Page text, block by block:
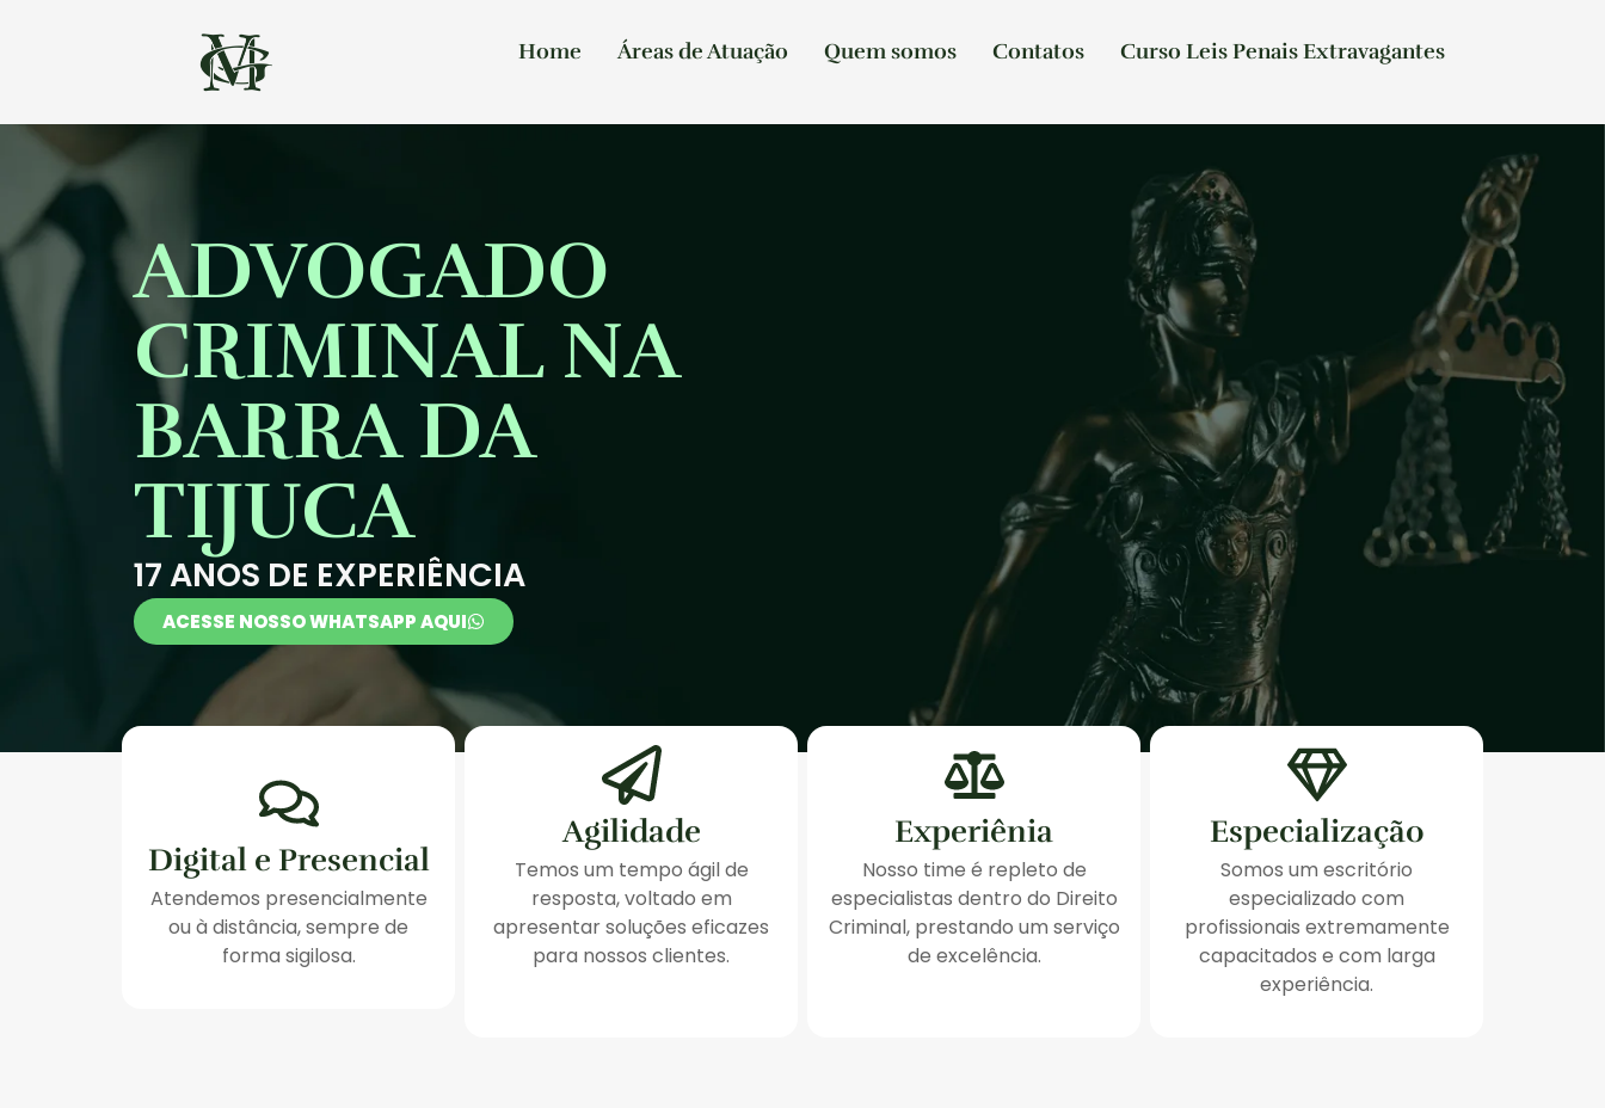
Home Áreas de Atuação Quem somos Contatos Curso Leis Penais Extravagantes
ADVOGADO
CRIMINAL NA
BARRA DA
TIJUCA
17 ANOS DE EXPERIÊNCIA
ACESSE NOSSO WHATSAPP AQUI
Digital e Presencial
Atendemos presencialmente
ou à distância, sempre de
forma sigilosa.
Agilidade
Temos um tempo ágil de
resposta, voltado em
apresentar soluções eficazes
para nossos clientes.
Experiênia
Nosso time é repleto de
especialistas dentro do Direito
Criminal, prestando um serviço
de excelência.
Especialização
Somos um escritório
especializado com
profissionais extremamente
capacitados e com larga
experiência.